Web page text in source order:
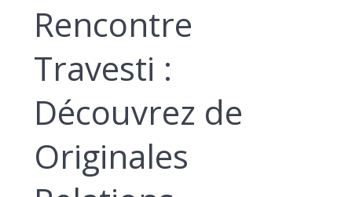
Rencontre
Travesti :
Découvrez de
Originales